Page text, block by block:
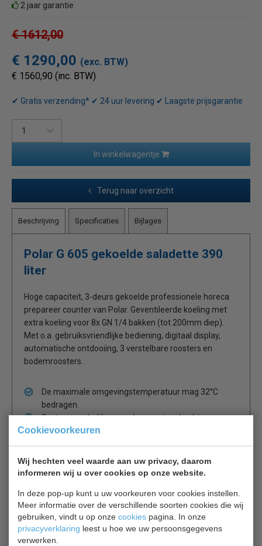
Cookievoorkeuren
Wij hechten veel waarde aan uw privacy, daarom
informeren wij u over cookies op onze website.
In deze pop-up kunt u uw voorkeuren voor cookies instellen.
Meer informatie over de verschillende soorten cookies die wij
gebruiken, vindt u op onze cookies pagina. In onze
privacyverklaring leest u hoe we uw persoonsgegevens
verwerken.
2 jaar garantie
€ 1612,00
€ 1290,00 (exc. BTW)
€ 1560,90 (inc. BTW)
✔ Gratis verzending* ✔ 24 uur levering ✔ Laagste prijsgarantie
In winkelwagentje
Terug naar overzicht
Beschrijving Specificaties Bijlages
Polar G 605 gekoelde saladette 390
liter
Hoge capaciteit, 3-deurs gekoelde professionele horeca
prepareer counter van Polar. Geventileerde koeling met
extra koeling voor 8x GN 1/4 bakken (tot 200mm diep).
Met o.a. gebruiksvriendlijke bediening, digitaal display,
automatische ontdooiing, 3 verstelbare roosters en
bodemroosters.
De maximale omgevingstemperatuur mag 32°C
bedragen.
Gastronorm bakken worden apart verkocht.
2 jaar garantie.
Is dit iets voor jou?
CS 7450.0104
Saladette